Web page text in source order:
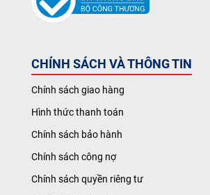
CHÍNH SÁCH VÀ THÔNG TIN
Chính sách giao hàng
Hình thức thanh toán
Chính sách bảo hành
Chính sách công nợ
Chính sách quyền riêng tư